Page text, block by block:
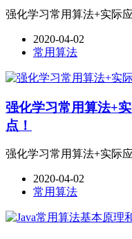
强化学习常用算法+实际
2020-04-02
常用算法
强化学习常用算法+
点！
强化学习常用算法+实际
2020-04-02
常用算法